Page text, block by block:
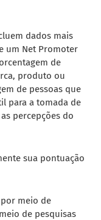
dados mais
um Net Promoter
de
produto ou
de pessoas que
para a tomada de
percepções do
sua pontuação
meio de
de pesquisas